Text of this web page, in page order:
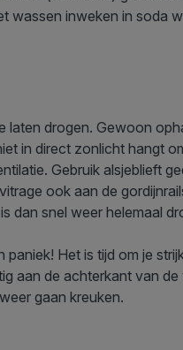
wassen inweken in soda
laten drogen. Gewoon
in direct zonlicht hangt
Gebruik alsjeblieft
ook aan de
dan snel weer helemaal
Het is tijd om je
aan de achterkant van
gaan kreuken.